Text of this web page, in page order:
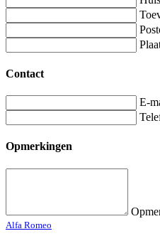
Contact
E-
Opmerkingen
Alfa Romeo